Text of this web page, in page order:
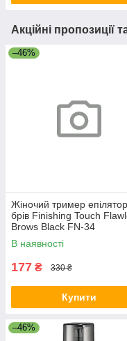
Акційні пропозиції
–46%
Жіночий тример
брів Finishing Touch
Brows Black FN-34
В наявності
177 ₴ 330 ₴
Купити
–46%